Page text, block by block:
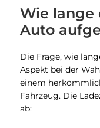
Wie lange
Auto
Die Frage, wie
Aspekt bei der
einem
Fahrzeug. Die
ab: